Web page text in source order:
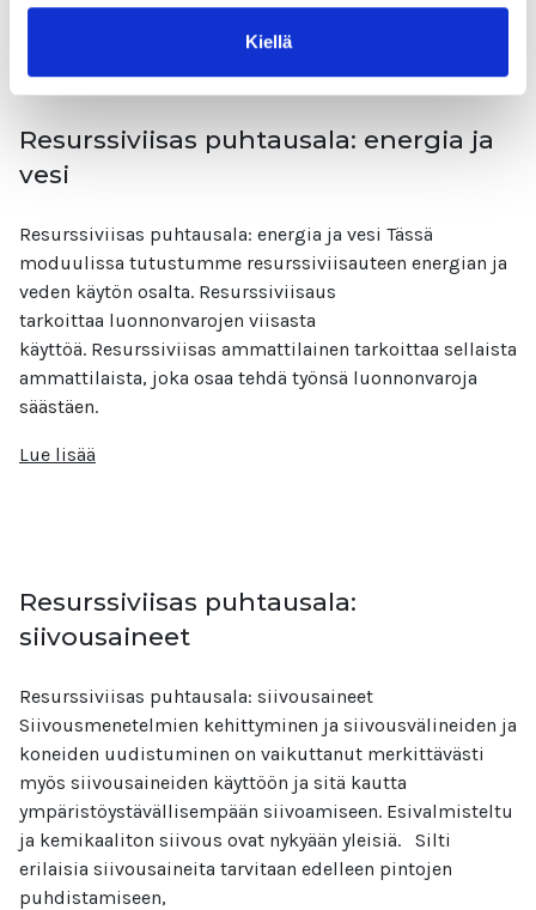
Kiellä
Resurssiviisas puhtausala: energia ja
vesi
Resurssiviisas puhtausala: energia ja vesi Tässä
moduulissa tutustumme resurssiviisauteen energian ja
veden käytön osalta. Resurssiviisaus
tarkoittaa luonnonvarojen viisasta
käyttöä. Resurssiviisas ammattilainen tarkoittaa sellaista
ammattilaista, joka osaa tehdä työnsä luonnonvaroja
säästäen.
Lue lisää
Resurssiviisas puhtausala:
siivousaineet
Resurssiviisas puhtausala: siivousaineet
Siivousmenetelmien kehittyminen ja siivousvälineiden ja
koneiden uudistuminen on vaikuttanut merkittävästi
myös siivousaineiden käyttöön ja sitä kautta
ympäristöystävällisempään siivoamiseen. Esivalmisteltu
ja kemikaaliton siivous ovat nykyään yleisiä. Silti
erilaisia siivousaineita tarvitaan edelleen pintojen
puhdistamiseen,